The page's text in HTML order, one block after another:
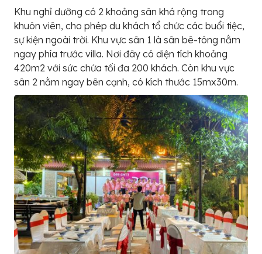
Khu nghỉ dưỡng có 2 khoảng sân khá rộng trong
khuôn viên, cho phép du khách tổ chức các buổi tiệc,
sự kiện ngoài trời. Khu vực sân 1 là sân bê-tông nằm
ngay phía trước villa. Nơi đây có diện tích khoảng
420m2 với sức chứa tối đa 200 khách. Còn khu vực
sân 2 nằm ngay bên cạnh, có kích thước 15mx30m.